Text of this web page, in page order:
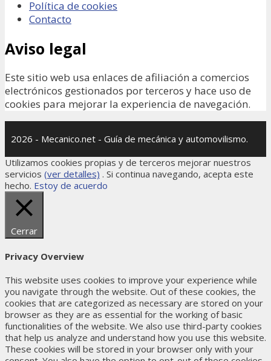
Política de cookies
Contacto
Aviso legal
Este sitio web usa enlaces de afiliación a comercios
electrónicos gestionados por terceros y hace uso de
cookies para mejorar la experiencia de navegación.
2026 - Mecanico.net - Guía de mecánica y automovilismo.
Utilizamos cookies propias y de terceros mejorar nuestros
servicios (ver detalles) . Si continua navegando, acepta este
hecho. Estoy de acuerdo
Cerrar
Privacy Overview
This website uses cookies to improve your experience while
you navigate through the website. Out of these cookies, the
cookies that are categorized as necessary are stored on your
browser as they are as essential for the working of basic
functionalities of the website. We also use third-party cookies
that help us analyze and understand how you use this website.
These cookies will be stored in your browser only with your